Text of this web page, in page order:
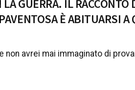
LA GUERRA. IL
È ABITUARSI A
non avrei mai immaginato di